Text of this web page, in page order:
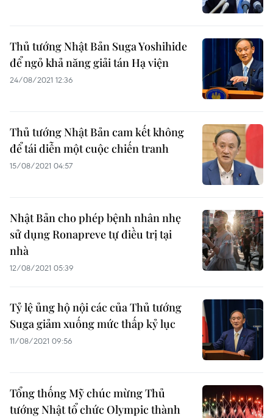
Thủ tướng Nhật Bản Suga Yoshihide
để ngỏ khả năng giải tán Hạ viện
24/08/2021 12:36
Thủ tướng Nhật Bản cam kết không
để tái diễn một cuộc chiến tranh
15/08/2021 04:57
Nhật Bản cho phép bệnh nhân nhẹ
sử dụng Ronapreve tự điều trị tại
nhà
12/08/2021 05:39
Tỷ lệ ủng hộ nội các của Thủ tướng
Suga giảm xuống mức thấp kỷ lục
11/08/2021 09:56
Tổng thống Mỹ chúc mừng Thủ
tướng Nhật tổ chức Olympic thành